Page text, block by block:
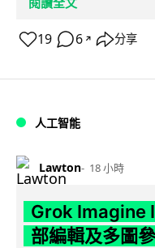
19 6 ↗ 分享
人工智能
Lawton 18 小時
Grok Imagine
部編輯及多圖